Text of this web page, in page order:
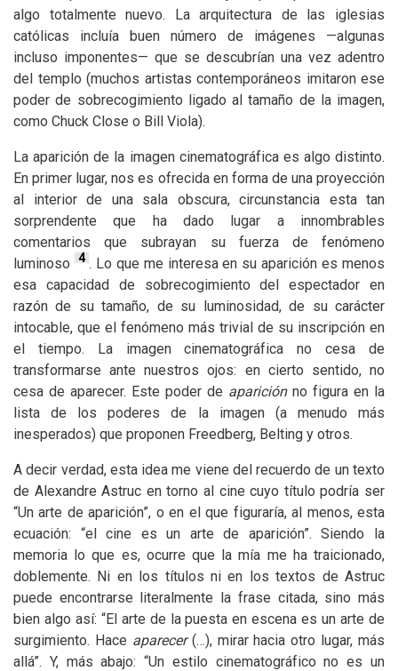
algo totalmente nuevo. La arquitectura de las iglesias
católicas incluía buen número de imágenes —algunas
incluso imponentes— que se descubrían una vez adentro
del templo (muchos artistas contemporáneos imitaron ese
poder de sobrecogimiento ligado al tamaño de la imagen,
como Chuck Close o Bill Viola).
La aparición de la imagen cinematográfica es algo distinto.
En primer lugar, nos es ofrecida en forma de una proyección
al interior de una sala obscura, circunstancia esta tan
sorprendente que ha dado lugar a innombrables
comentarios que subrayan su fuerza de fenómeno
luminoso
4 . Lo que me interesa en su aparición es menos
esa capacidad de sobrecogimiento del espectador en
razón de su tamaño, de su luminosidad, de su carácter
intocable, que el fenómeno más trivial de su inscripción en
el tiempo. La imagen cinematográfica no cesa de
transformarse ante nuestros ojos: en cierto sentido, no
cesa de aparecer. Este poder de apariciónno figura en la
lista de los poderes de la imagen (a menudo más
inesperados) que proponen Freedberg, Belting y otros.
A decir verdad, esta idea me viene del recuerdo de un texto
de Alexandre Astruc en torno al cine cuyo título podría ser
“Un arte de aparición”, o en el que figuraría, al menos, esta
ecuación: “el cine es un arte de aparición”. Siendo la
memoria lo que es, ocurre que la mía me ha traicionado,
doblemente. Ni en los títulos ni en los textos de Astruc
puede encontrarse literalmente la frase citada, sino más
bien algo así: “El arte de la puesta en escena es un arte de
surgimiento. Hace aparecer(…), mirar hacia otro lugar, más
allá”. Y, más abajo: “Un estilo cinematográfico no es un